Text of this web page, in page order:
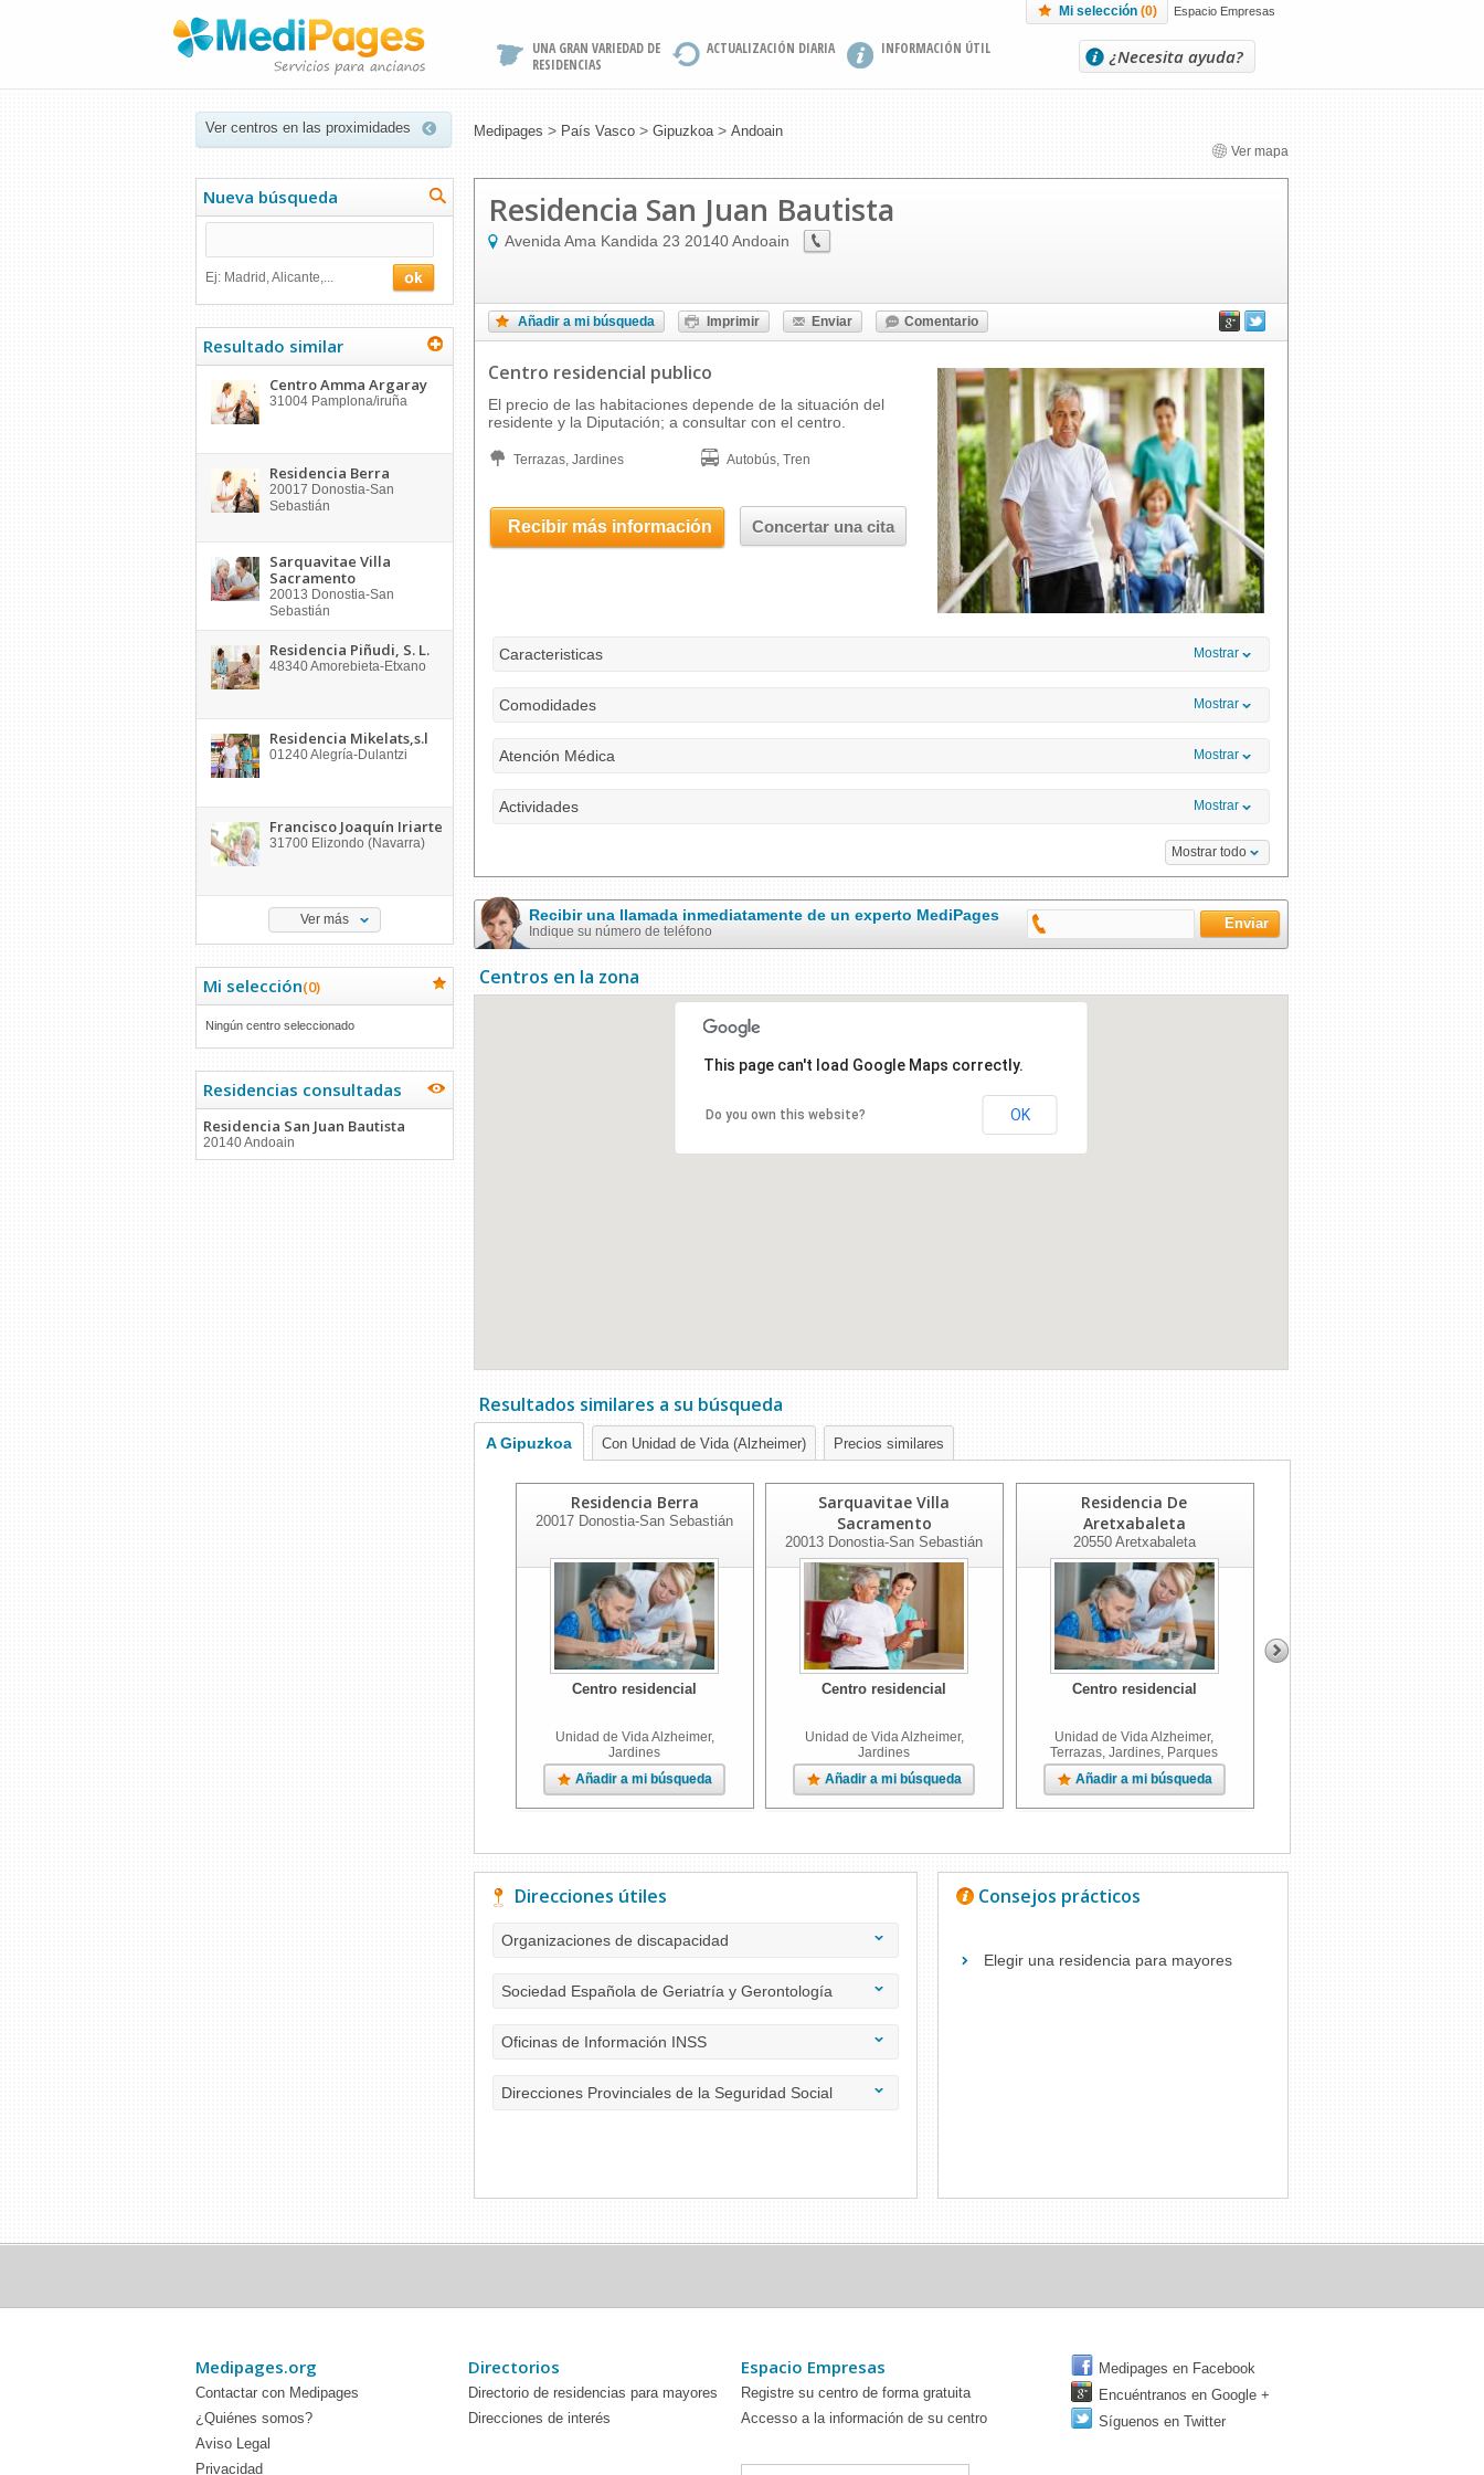
UNA GRAN VARIEDAD DE
RESIDENCIAS
ACTUALIZACIÓN DIARIA INFORMACIÓN ÚTIL
Mi selección (0) Espacio Empresas
¿Necesita ayuda?
Ver centros en las proximidades Medipages > País Vasco > Gipuzkoa > Andoain
Ver mapa
Nueva búsqueda
Ej: Madrid, Alicante,...
Resultado similar
Centro Amma Argaray
31004 Pamplona/iruña
Residencia Berra
20017 Donostia-San
Sebastián
Sarquavitae Villa
Sacramento
20013 Donostia-San
Sebastián
Residencia Piñudi, S. L.
48340Amorebieta-Etxano
Residencia Mikelats,s.l
01240Alegría-Dulantzi
Francisco Joaquín Iriarte
31700 Elizondo (Navarra)
Ver más
Mi selección(0)
Ningún centro seleccionado
Residencias consultadas
Residencia San Juan Bautista
20140 Andoain
Residencia San Juan Bautista
Avenida Ama Kandida 23 20140Andoain
Añadir a mi búsqueda Imprimir Enviar Comentario
Centro residencial publico
El precio de las habitaciones depende de la situación del
residente y la Diputación; a consultar con el centro.
Terrazas, Jardines Autobús, Tren
Recibir más información Concertar una cita
Caracteristicas Mostrar
Comodidades Mostrar
Atención Médica Mostrar
Actividades Mostrar
Mostrar todo
Recibir una llamada inmediatamente de un experto MediPages
Indique su número de teléfono
Centros en la zona
This page can't load Google Maps correctly.
Do you own this website? OK
Resultados similares a su búsqueda
A Gipuzkoa Con Unidad de Vida (Alzheimer) Precios similares
Residencia Berra
20017 Donostia-San Sebastián
Centro residencial
Unidad de Vida Alzheimer,
Jardines
Añadir a mi búsqueda
Sarquavitae Villa
Sacramento
20013 Donostia-San Sebastián
Centro residencial
Unidad de Vida Alzheimer,
Jardines
Añadir a mi búsqueda
Residencia De
Aretxabaleta
20550Aretxabaleta
Centro residencial
Unidad de Vida Alzheimer,
Terrazas, Jardines, Parques
Añadir a mi búsqueda
Direcciones útiles
Organizaciones de discapacidad
Sociedad Española de Geriatría y Gerontología
Oficinas de Información INSS
Direcciones Provinciales de la Seguridad Social
Consejos prácticos
Elegir una residencia para mayores
Medipages.org
Contactar con Medipages
¿Quiénes somos?
Aviso Legal
Privacidad
Directorios
Directorio de residencias para mayores
Direcciones de interés
Espacio Empresas
Registre su centro de forma gratuita
Accesso a la información de su centro
Medipages en Facebook
Encuéntranos en Google +
Síguenos en Twitter